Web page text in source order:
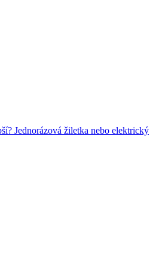
Jednorázová žiletka nebo elektrický